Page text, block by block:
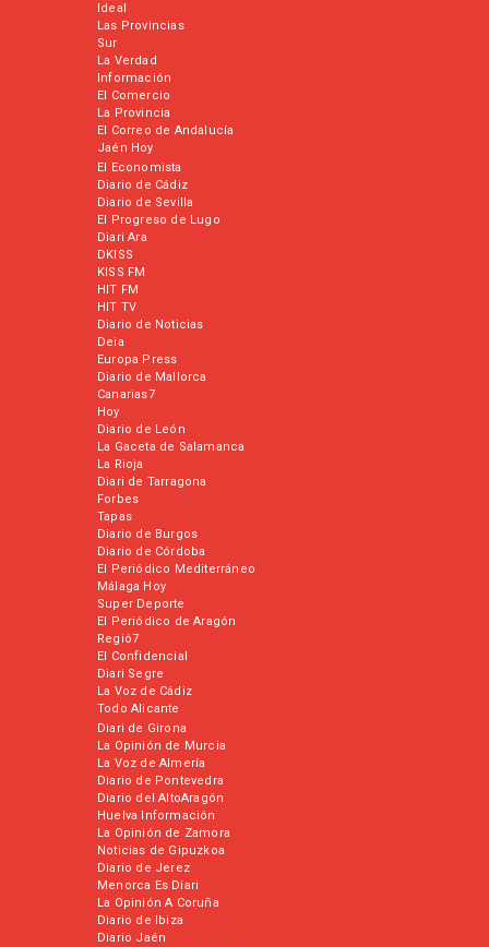
Ideal
Las Provincias
Sur
La Verdad
Información
El Comercio
La Provincia
El Correo de Andalucía
Jaén Hoy
El Economista
Diario de Cádiz
Diario de Sevilla
El Progreso de Lugo
Diari Ara
DKISS
KISS FM
HIT FM
HIT TV
Diario de Noticias
Deia
Europa Press
Diario de Mallorca
Canarias7
Hoy
Diario de León
La Gaceta de Salamanca
La Rioja
Diari de Tarragona
Forbes
Tapas
Diario de Burgos
Diario de Córdoba
El Periódico Mediterráneo
Málaga Hoy
Super Deporte
El Periódico de Aragón
Regió7
El Confidencial
Diari Segre
La Voz de Cádiz
Todo Alicante
Diari de Girona
La Opinión de Murcia
La Voz de Almería
Diario de Pontevedra
Diario del AltoAragón
Huelva Información
La Opinión de Zamora
Noticias de Gipuzkoa
Diario de Jerez
Menorca Es Diari
La Opinión A Coruña
Diario de Ibiza
Diario Jaén